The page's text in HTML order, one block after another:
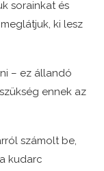
sorainkat és
ki lesz
– ez állandó
ennek az
számolt be,
kudarc